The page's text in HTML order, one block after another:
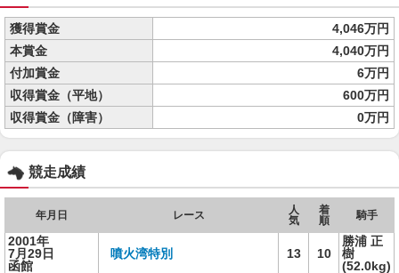
獲得賞金
4,046万円
本賞金
4,040万円
付加賞金
6万円
収得賞金（平地）
600万円
収得賞金（障害）
0万円
競走成績
年月日 レース
人
気
着
順
騎手
2001年
7月29日
函館
噴火湾特別 13 10
勝浦 正
樹
(52.0kg)